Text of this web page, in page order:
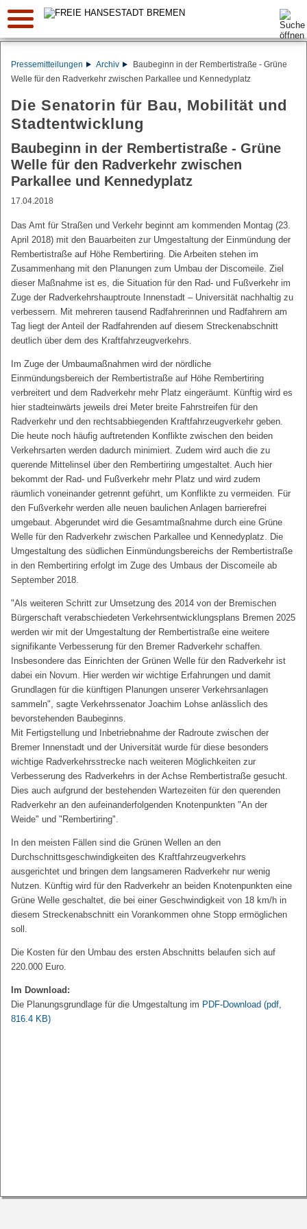
Suche:
Pressemitteilungen Archiv
Baubeginn in der Rembertistraße - Grüne
Welle für den Radverkehr zwischen Parkallee und Kennedyplatz
Die Senatorin für Bau, Mobilität und
Stadtentwicklung
Baubeginn in der Rembertistraße - Grüne
Welle für den Radverkehr zwischen
Parkallee und Kennedyplatz
17.04.2018
Das Amt für Straßen und Verkehr beginnt am kommenden Montag (23.
April 2018) mit den Bauarbeiten zur Umgestaltung der Einmündung der
Rembertistraße auf Höhe Rembertiring. Die Arbeiten stehen im
Zusammenhang mit den Planungen zum Umbau der Discomeile. Ziel
dieser Maßnahme ist es, die Situation für den Rad- und Fußverkehr im
Zuge der Radverkehrshauptroute Innenstadt – Universität nachhaltig zu
verbessern. Mit mehreren tausend Radfahrerinnen und Radfahrern am
Tag liegt der Anteil der Radfahrenden auf diesem Streckenabschnitt
deutlich über dem des Kraftfahrzeugverkehrs.
Im Zuge der Umbaumaßnahmen wird der nördliche
Einmündungsbereich der Rembertistraße auf Höhe Rembertiring
verbreitert und dem Radverkehr mehr Platz eingeräumt. Künftig wird es
hier stadteinwärts jeweils drei Meter breite Fahrstreifen für den
Radverkehr und den rechtsabbiegenden Kraftfahrzeugverkehr geben.
Die heute noch häufig auftretenden Konflikte zwischen den beiden
Verkehrsarten werden dadurch minimiert. Zudem wird auch die zu
querende Mittelinsel über den Rembertiring umgestaltet. Auch hier
bekommt der Rad- und Fußverkehr mehr Platz und wird zudem
räumlich voneinander getrennt geführt, um Konflikte zu vermeiden. Für
den Fußverkehr werden alle neuen baulichen Anlagen barrierefrei
umgebaut. Abgerundet wird die Gesamtmaßnahme durch eine Grüne
Welle für den Radverkehr zwischen Parkallee und Kennedyplatz. Die
Umgestaltung des südlichen Einmündungsbereichs der Rembertistraße
in den Rembertiring erfolgt im Zuge des Umbaus der Discomeile ab
September 2018.
"Als weiteren Schritt zur Umsetzung des 2014 von der Bremischen
Bürgerschaft verabschiedeten Verkehrsentwicklungsplans Bremen 2025
werden wir mit der Umgestaltung der Rembertistraße eine weitere
signifikante Verbesserung für den Bremer Radverkehr schaffen.
Insbesondere das Einrichten der Grünen Welle für den Radverkehr ist
dabei ein Novum. Hier werden wir wichtige Erfahrungen und damit
Grundlagen für die künftigen Planungen unserer Verkehrsanlagen
sammeln", sagte Verkehrssenator Joachim Lohse anlässlich des
bevorstehenden Baubeginns.
Mit Fertigstellung und Inbetriebnahme der Radroute zwischen der
Bremer Innenstadt und der Universität wurde für diese besonders
wichtige Radverkehrsstrecke nach weiteren Möglichkeiten zur
Verbesserung des Radverkehrs in der Achse Rembertistraße gesucht.
Dies auch aufgrund der bestehenden Wartezeiten für den querenden
Radverkehr an den aufeinanderfolgenden Knotenpunkten "An der
Weide" und "Rembertiring".
In den meisten Fällen sind die Grünen Wellen an den
Durchschnittsgeschwindigkeiten des Kraftfahrzeugverkehrs
ausgerichtet und bringen dem langsameren Radverkehr nur wenig
Nutzen. Künftig wird für den Radverkehr an beiden Knotenpunkten eine
Grüne Welle geschaltet, die bei einer Geschwindigkeit von 18 km/h in
diesem Streckenabschnitt ein Vorankommen ohne Stopp ermöglichen
soll.
Die Kosten für den Umbau des ersten Abschnitts belaufen sich auf
220.000 Euro.
Im Download:
Die Planungsgrundlage für die Umgestaltung im PDF-Download (pdf,
816.4 KB)